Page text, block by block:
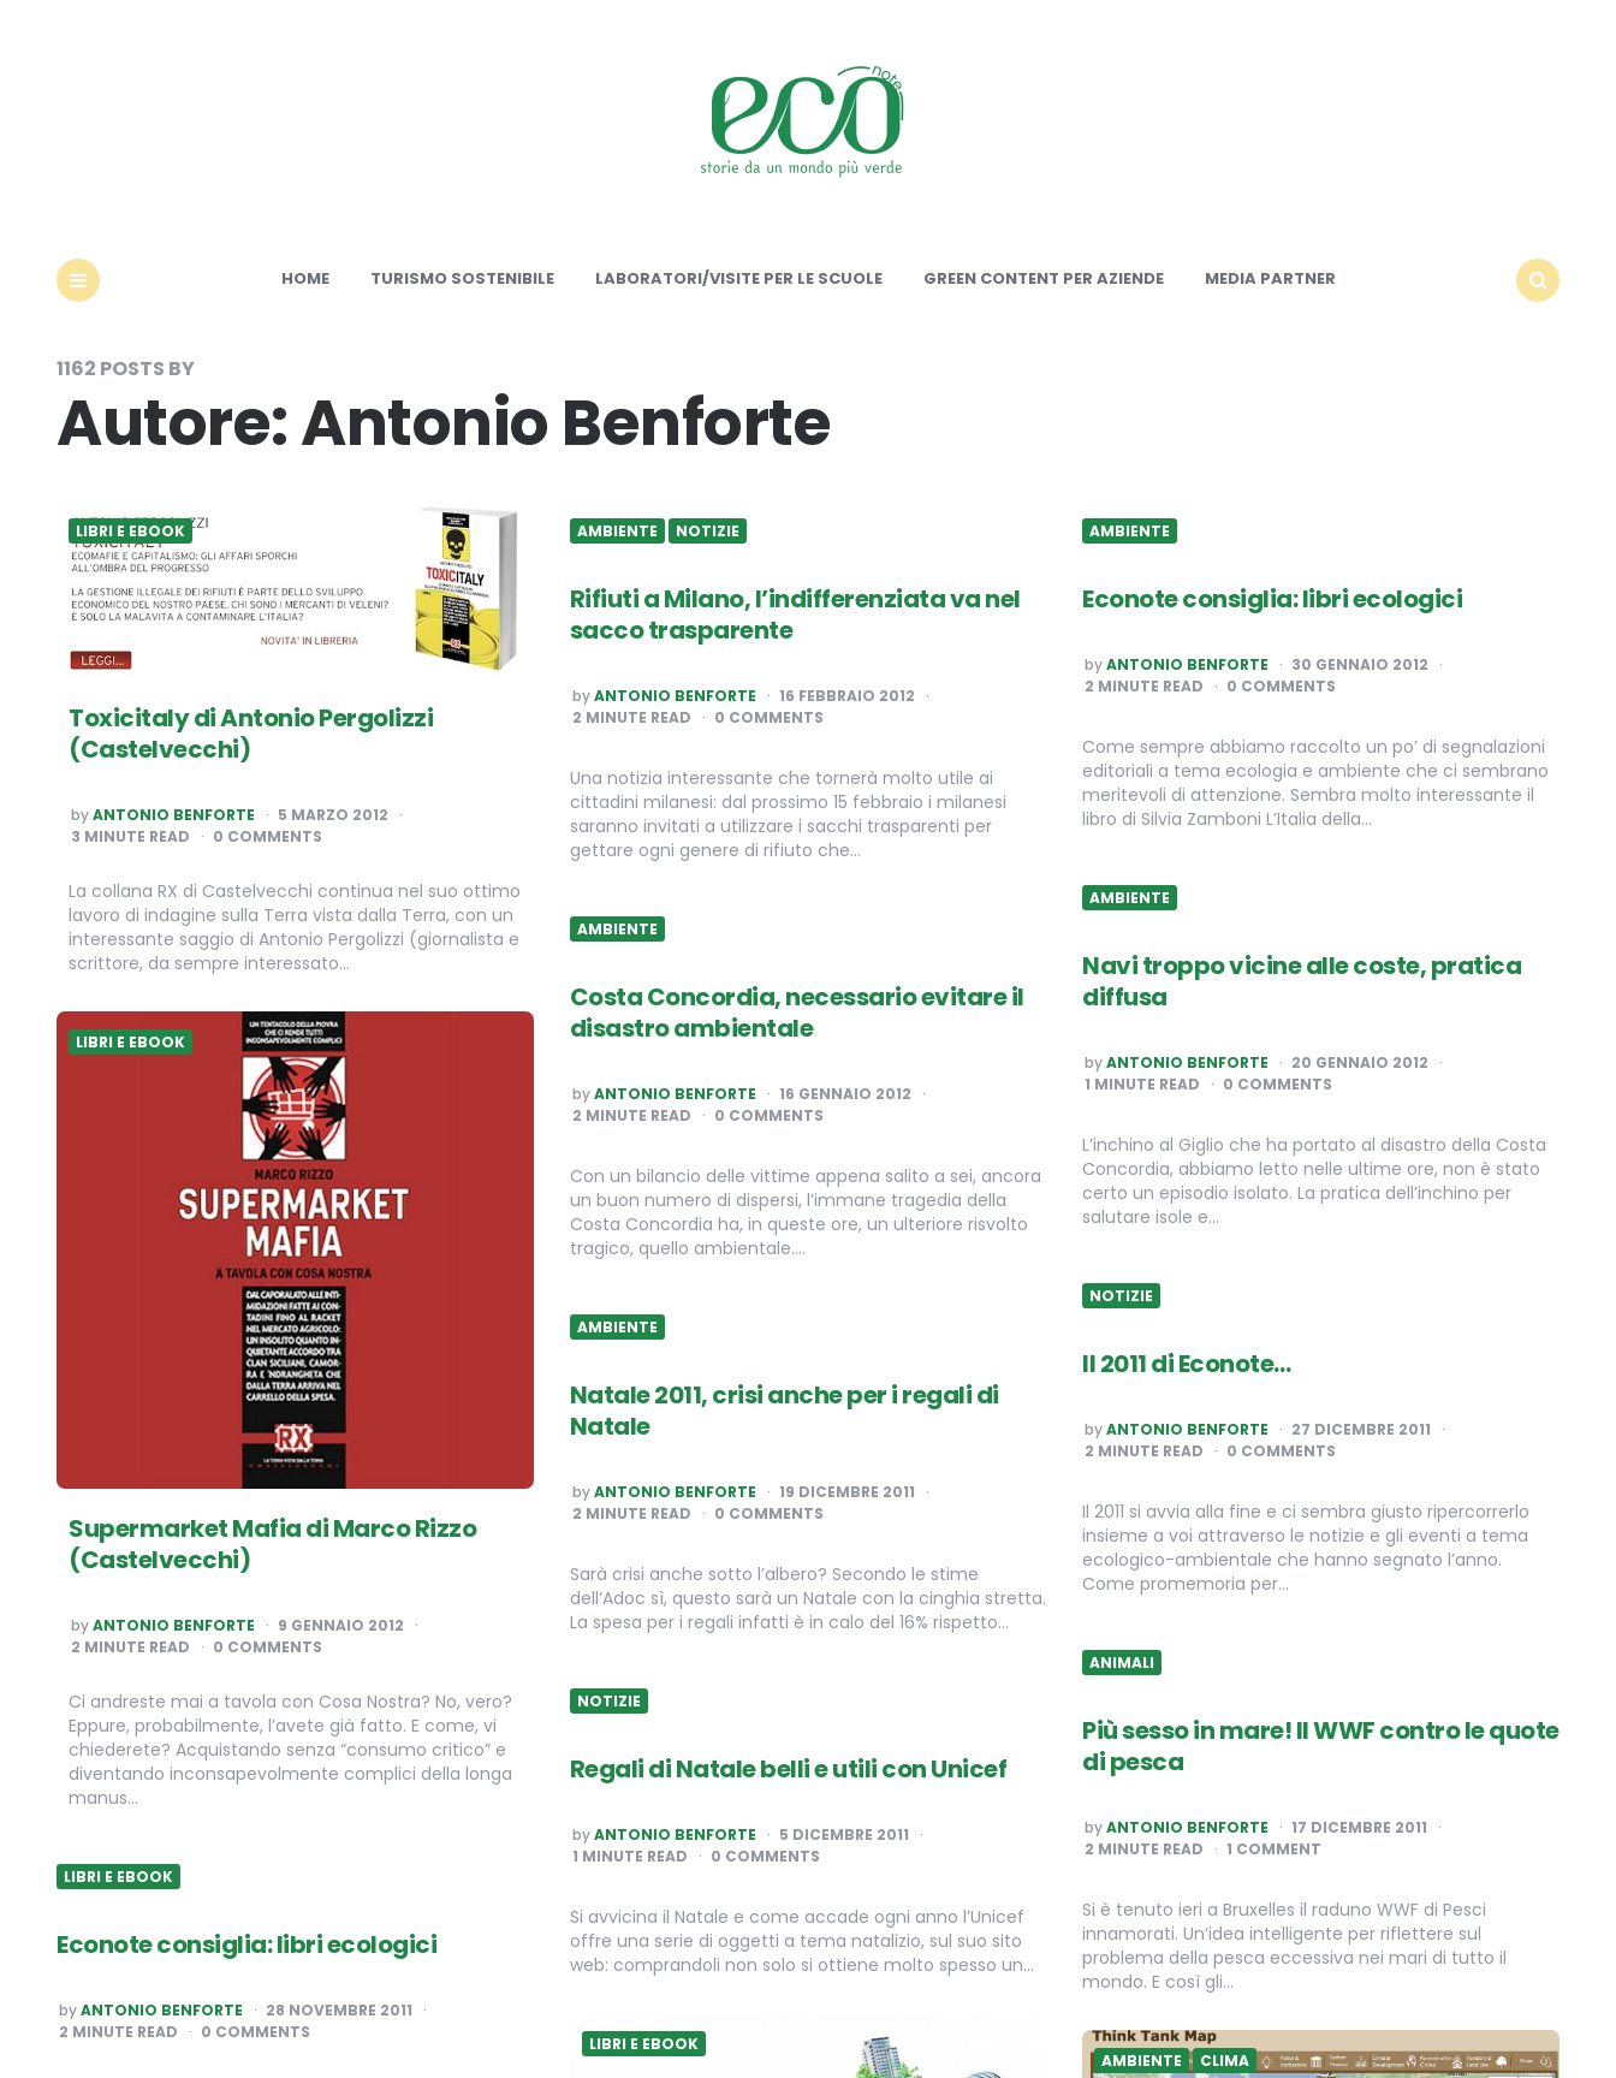
HOME TURISMO SOSTENIBILE LABORATORI/VISITE PER LE SCUOLE GREEN CONTENT PER AZIENDE
MEDIA PARTNER
1162 POSTS BY
Autore:Antonio Benforte
LIBRI E EBOOK
Toxicitaly di Antonio Pergolizzi
(Castelvecchi)
POSTED
BY
byANTONIO BENFORTE
5 MARZO 2012
3 MINUTE READ 0 COMMENTS
La collana RX di Castelvecchi continua nel suo ottimo
lavoro di indagine sulla Terra vista dalla Terra, con un
interessante saggio di Antonio Pergolizzi (giornalista e
scrittore, da sempre interessato…
AMBIENTE NOTIZIE
Rifiuti a Milano, l’indifferenziata va nel
sacco trasparente
POSTED
BY
byANTONIO BENFORTE
16 FEBBRAIO 2012
2 MINUTE READ 0 COMMENTS
Una notizia interessante che tornerà molto utile ai
cittadini milanesi: dal prossimo 15 febbraio i milanesi
saranno invitati a utilizzare i sacchi trasparenti per
gettare ogni genere di rifiuto che…
AMBIENTE
Econote consiglia: libri ecologici
POSTED
BY
byANTONIO BENFORTE
30 GENNAIO 2012
2 MINUTE READ 0 COMMENTS
Come sempre abbiamo raccolto un po’ di segnalazioni
editoriali a tema ecologia e ambiente che ci sembrano
meritevoli di attenzione. Sembra molto interessante il
libro di Silvia Zamboni L’Italia della…
AMBIENTE
Navi troppo vicine alle coste, pratica
diffusa
POSTED
BY
byANTONIO BENFORTE
20 GENNAIO 2012
1 MINUTE READ 0 COMMENTS
L’inchino al Giglio che ha portato al disastro della Costa
Concordia, abbiamo letto nelle ultime ore, non è stato
certo un episodio isolato. La pratica dell’inchino per
salutare isole e…
AMBIENTE
Costa Concordia, necessario evitare il
disastro ambientale
POSTED
BY
byANTONIO BENFORTE
16 GENNAIO 2012
2 MINUTE READ 0 COMMENTS
Con un bilancio delle vittime appena salito a sei, ancora
un buon numero di dispersi, l’immane tragedia della
Costa Concordia ha, in queste ore, un ulteriore risvolto
tragico, quello ambientale….
LIBRI E EBOOK
Supermarket Mafia di Marco Rizzo
(Castelvecchi)
POSTED
BY
byANTONIO BENFORTE
9 GENNAIO 2012
2 MINUTE READ 0 COMMENTS
Ci andreste mai a tavola con Cosa Nostra? No, vero?
Eppure, probabilmente, l’avete già fatto. E come, vi
chiederete? Acquistando senza “consumo critico” e
diventando inconsapevolmente complici della longa
manus…
NOTIZIE
Il 2011 di Econote…
POSTED
BY
byANTONIO BENFORTE
27 DICEMBRE 2011
2 MINUTE READ 0 COMMENTS
Il 2011 si avvia alla fine e ci sembra giusto ripercorrerlo
insieme a voi attraverso le notizie e gli eventi a tema
ecologico-ambientale che hanno segnato l’anno.
Come promemoria per…
AMBIENTE
Natale 2011, crisi anche per i regali di
Natale
POSTED
BY
byANTONIO BENFORTE
19 DICEMBRE 2011
2 MINUTE READ 0 COMMENTS
Sarà crisi anche sotto l’albero? Secondo le stime
dell’Adoc sì, questo sarà un Natale con la cinghia stretta.
La spesa per i regali infatti è in calo del 16% rispetto…
ANIMALI
Più sesso in mare! Il WWF contro le quote
di pesca
POSTED
BY
byANTONIO BENFORTE
17 DICEMBRE 2011
2 MINUTE READ 1 COMMENT
Si è tenuto ieri a Bruxelles il raduno WWF di Pesci
innamorati. Un’idea intelligente per riflettere sul
problema della pesca eccessiva nei mari di tutto il
mondo. E così gli…
NOTIZIE
Regali di Natale belli e utili con Unicef
POSTED
BY
byANTONIO BENFORTE
5 DICEMBRE 2011
1 MINUTE READ 0 COMMENTS
Si avvicina il Natale e come accade ogni anno l’Unicef
offre una serie di oggetti a tema natalizio, sul suo sito
web: comprandoli non solo si ottiene molto spesso un…
LIBRI E EBOOK
Econote consiglia: libri ecologici
POSTED
BY
byANTONIO BENFORTE
28 NOVEMBRE 2011
2 MINUTE READ 0 COMMENTS
LIBRI E EBOOK
AMBIENTE CLIMA